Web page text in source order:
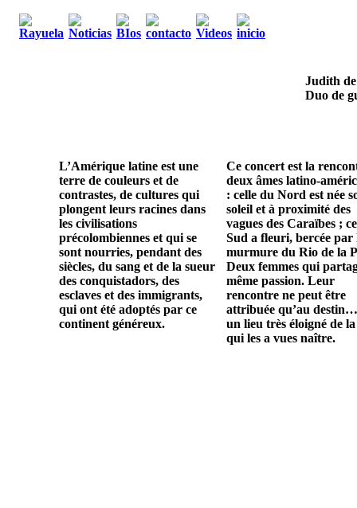
Judith
Duo de
L’Amérique latine est une
terre de couleurs et de
contrastes, de cultures qui
plongent leurs racines dans
les civilisations
précolombiennes et qui se
sont nourries, pendant des
siècles, du sang et de la sueur
des conquistadors, des
esclaves et des immigrants,
qui ont été adoptés par ce
continent généreux.
Ce concert est la
deux âmes latino-
: celle du Nord est née
soleil et à proximité des
vagues des Caraïbes ;
Sud a fleuri, bercée par
murmure du Rio de la
Deux femmes qui
même passion. Leur
rencontre ne peut être
attribuée qu’au
un lieu très éloigné de
qui les a vues naître.